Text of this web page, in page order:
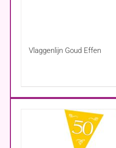
Vlaggenlijn Goud Effen